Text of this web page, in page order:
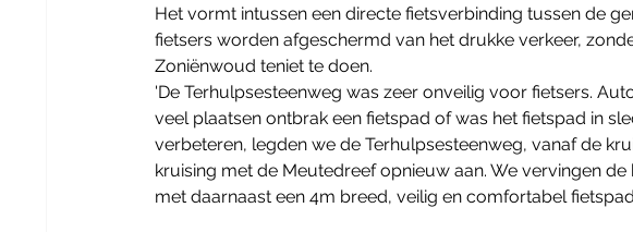
Het vormt intussen een directe fietsverbinding tussen de
fietsers worden afgeschermd van het drukke verkeer,
Zoniënwoud teniet te doen.
'De Terhulpsesteenweg was zeer onveilig voor fietsers.
veel plaatsen ontbrak een fietspad of was het fietspad in
verbeteren, legden we de Terhulpsesteenweg, vanaf de
kruising met de Meutedreef opnieuw aan. We vervingen
met daarnaast een 4m breed, veilig en comfortabel